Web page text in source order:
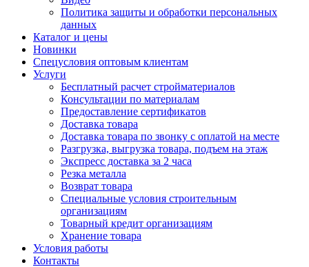
Политика защиты и обработки персональных
данных
Каталог и цены
Новинки
Спецусловия оптовым клиентам
Услуги
Бесплатный расчет стройматериалов
Консультации по материалам
Предоставление сертификатов
Доставка товара
Доставка товара по звонку с оплатой на месте
Разгрузка, выгрузка товара, подъем на этаж
Экспресс доставка за 2 часа
Резка металла
Возврат товара
Специальные условия строительным
организациям
Товарный кредит организациям
Хранение товара
Условия работы
Контакты